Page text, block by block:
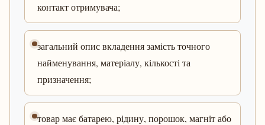
контакт отримувача;
загальний опис вкладення замість точного
найменування, матеріалу, кількості та
призначення;
товар має батарею, рідину, порошок, магніт або